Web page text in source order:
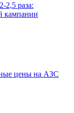
2,5 раза:
кампании
цены на АЗС